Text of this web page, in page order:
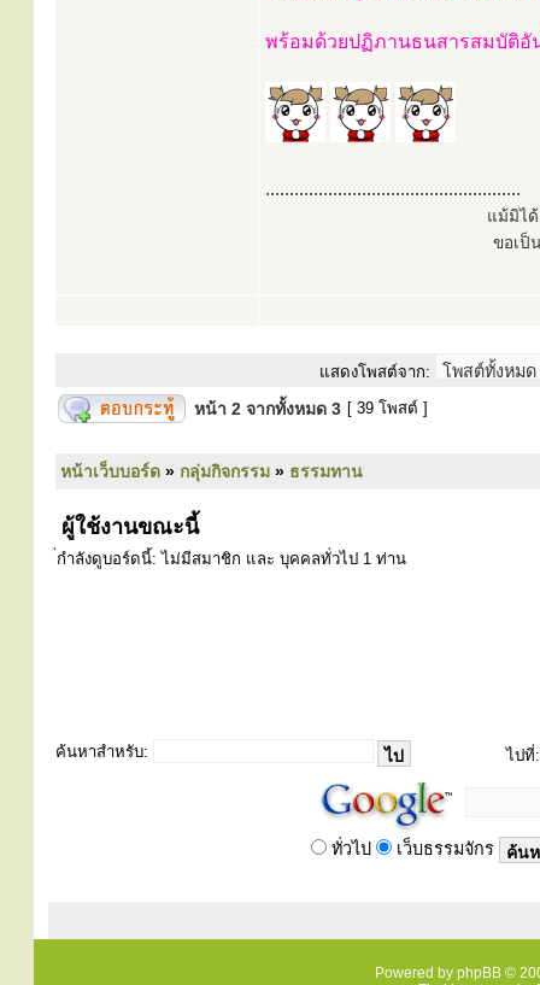
พร้อมด้วยปฏิภานธนสารสมบัติอั
.....................................................
แม้มิได้
ขอเป็
แสดงโพสต์จาก:
หน้า 2 จากทั้งหมด 3 [ 39 โพสต์ ]
หน้าเว็บบอร์ด » กลุ่มกิจกรรม » ธรรมทาน
ผู้ใช้งานขณะนี้
่กำลังดูบอร์ดนี้: ไม่มีสมาชิก และ บุคคลทั่วไป 1 ท่าน
ค้นหาสำหรับ: ไปที่:
ทั่วไป เว็บธรรมจักร
Powered by phpBB ©